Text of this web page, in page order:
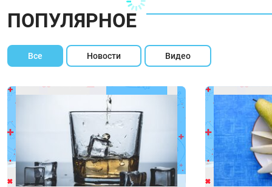
ПОПУЛЯРНОЕ
Все Новости Видео